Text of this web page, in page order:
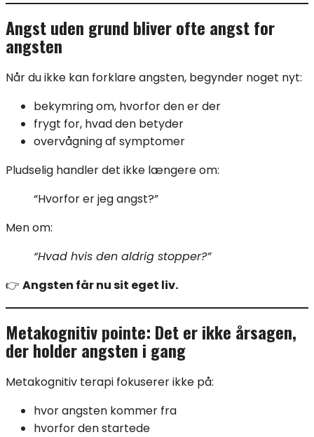
Angst uden grund bliver ofte angst for
angsten
Når du ikke kan forklare angsten, begynder noget nyt:
bekymring om, hvorfor den er der
frygt for, hvad den betyder
overvågning af symptomer
Pludselig handler det ikke længere om:
“Hvorfor er jeg angst?”
Men om:
“Hvad hvis den aldrig stopper?”
👉 Angsten får nu sit eget liv.
Metakognitiv pointe: Det er ikke årsagen,
der holder angsten i gang
Metakognitiv terapi fokuserer ikke på:
hvor angsten kommer fra
hvorfor den startede